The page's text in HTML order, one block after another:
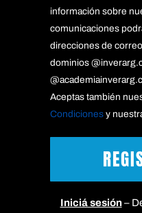
información sobre
comunicaciones
direcciones de
dominios
Aceptas también
Condicionesy
Iniciá sesión–